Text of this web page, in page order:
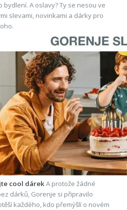
A oslavy? Ty se nesou ve
slevami, novinkami a dárky pro
cool dárekA protože žádné
dárků, Gorenje si připravilo
každého, kdo přemýšlí o novém